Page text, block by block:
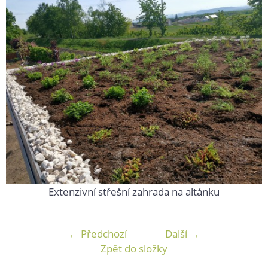
Extenzivní střešní zahrada na altánku
← Předchozí
Další →
Zpět do složky